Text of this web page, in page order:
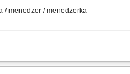
/ menedżer / menedżerka
w oparciu o sprawdzony